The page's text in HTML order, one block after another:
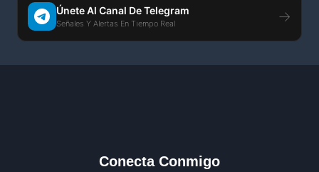
Únete Al Canal De Telegram
Señales Y Alertas En Tiempo Real →
Conecta Conmigo